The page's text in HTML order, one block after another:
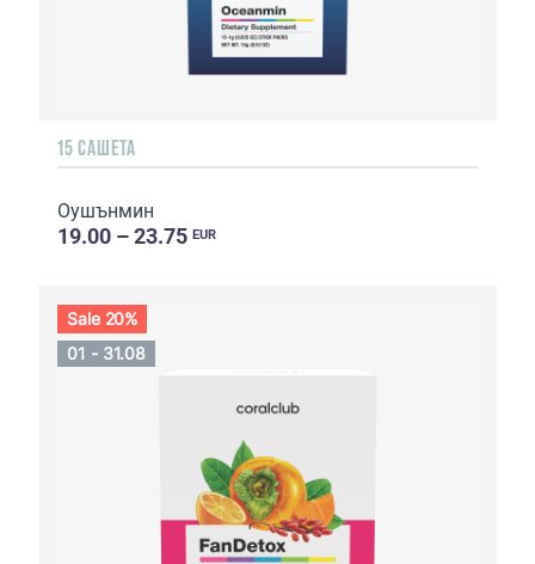
15 САШЕТА
Оушънмин
19.00 – 23.75 EUR
Sale 20%
01 - 31.08